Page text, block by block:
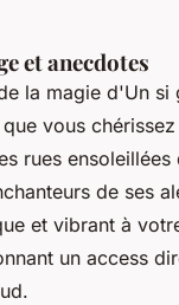
et anecdotes
la magie d'Un si
que vous
rues
de ses
et vibrant à
un access